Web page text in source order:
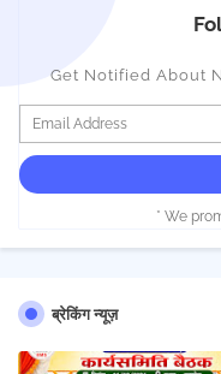
Get Notified About
* We
ब्रेकिंग न्यूज़